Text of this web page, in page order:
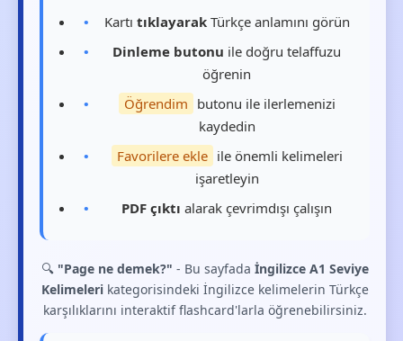
Kartı tıklayarakTürkçe anlamını görün
Dinleme butonu ile doğru telaffuzu
öğrenin
Öğrendim butonu ile ilerlemenizi
kaydedin
Favorilere ekle ile önemli kelimeleri
işaretleyin
PDF çıktı alarak çevrimdışı çalışın
🔍 "Page ne demek?" - Bu sayfada İngilizce A1 Seviye
Kelimelerikategorisindeki İngilizce kelimelerin Türkçe
karşılıklarını interaktif flashcard'larla öğrenebilirsiniz.